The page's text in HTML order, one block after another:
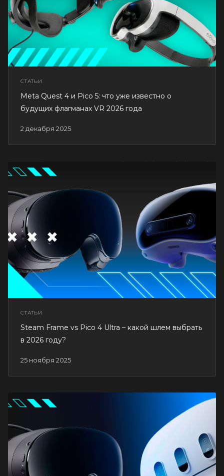
СТАТЬИ
2 декабря 2025
Meta Quest 4 и Pico 5: что уже известно о
будущих флагманах VR 2026 года
СТАТЬИ
25 ноября 2025
Steam Frame vs Pico 4 Ultra – какой шлем выбрать
в 2026 году?